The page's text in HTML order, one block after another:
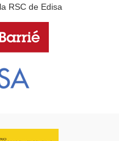
RSC de Edisa